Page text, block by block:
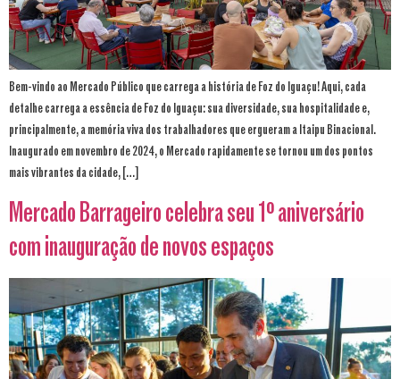
Bem-vindo ao Mercado Público que carrega a história de Foz do Iguaçu! Aqui, cada
detalhe carrega a essência de Foz do Iguaçu: sua diversidade, sua hospitalidade e,
principalmente, a memória viva dos trabalhadores que ergueram a Itaipu Binacional.
Inaugurado em novembro de 2024, o Mercado rapidamente se tornou um dos pontos
mais vibrantes da cidade, […]
Mercado Barrageiro celebra seu 1º aniversário
com inauguração de novos espaços